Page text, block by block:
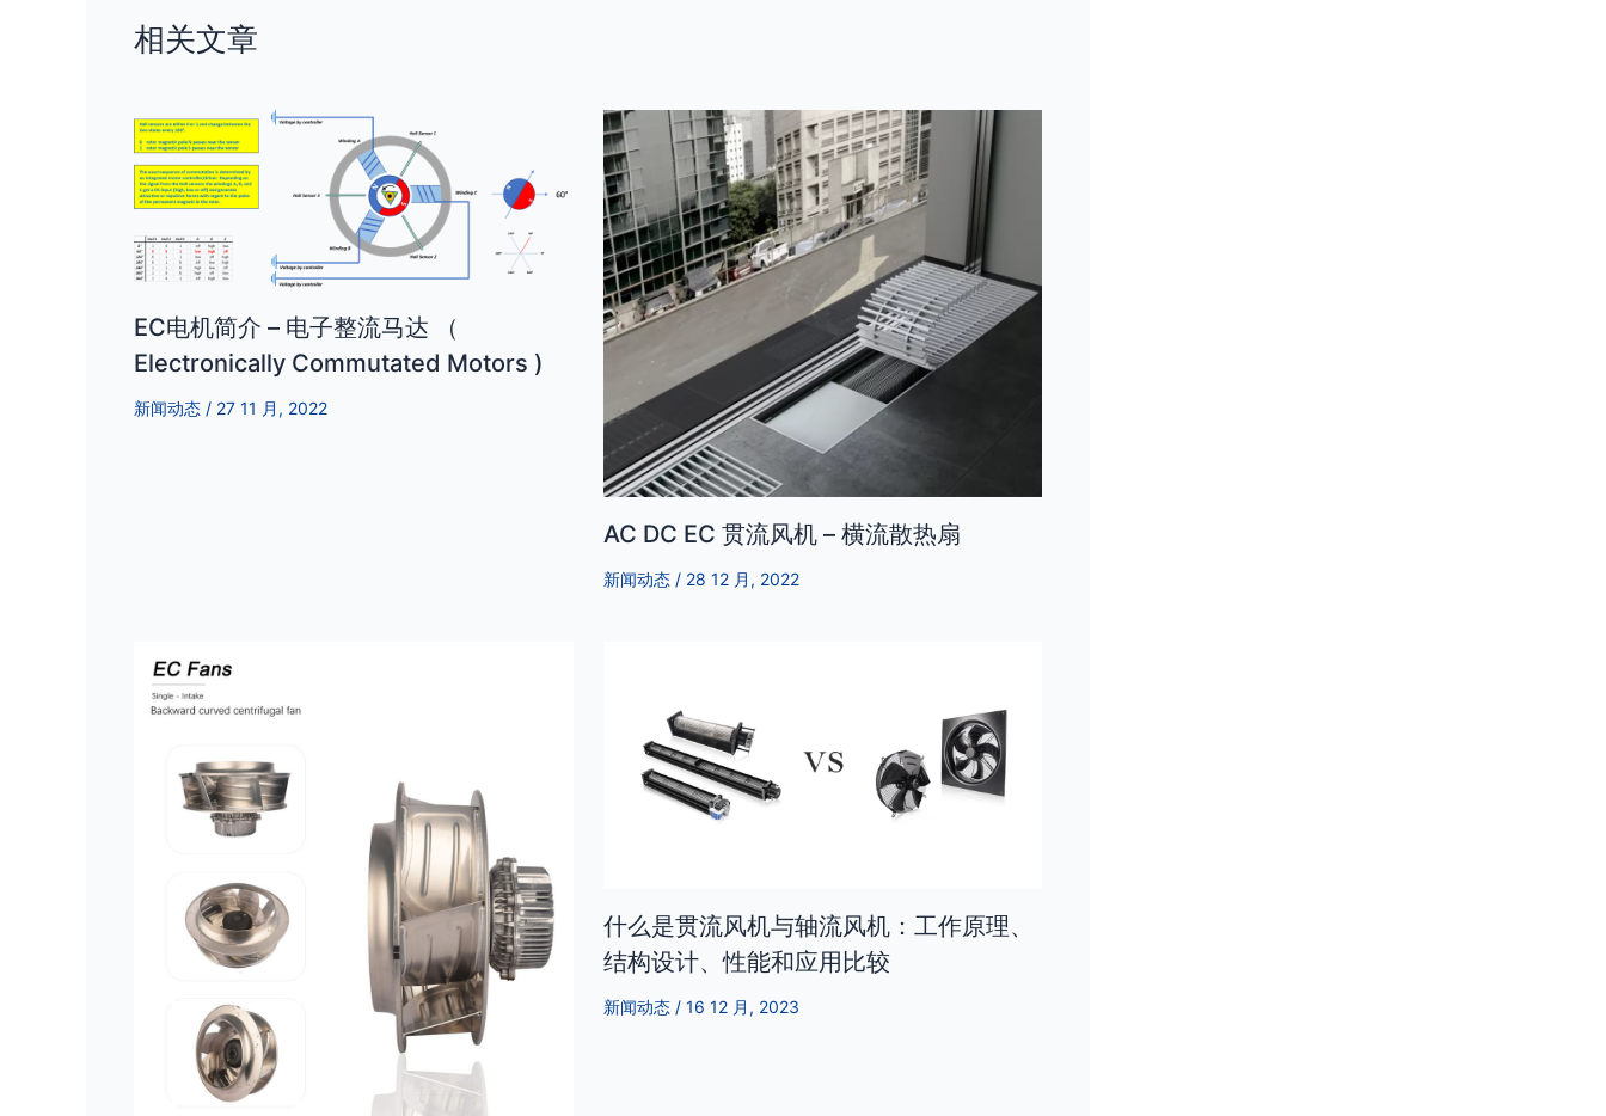
相关文章
EC电机简介 – 电子整流马达 （
Electronically Commutated Motors )
新闻动态 / 27 11 月, 2022
AC DC EC 贯流风机 – 横流散热扇
新闻动态/ 28 12 月, 2022
什么是贯流风机与轴流风机：工作原理、
结构设计、性能和应用比较
新闻动态/ 16 12 月, 2023